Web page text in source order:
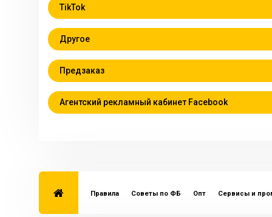
TikTok
Другое
Предзаказ
Агентский рекламный кабинет Facebook
Правила Советы по ФБ Опт Сервисы и